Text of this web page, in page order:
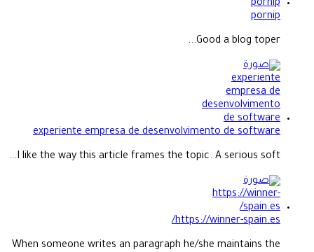
pornip
Good a blog toper...
experiente empresa de desenvolvimento de software
I like the way this article frames the topic. A serious soft...
https://winner-spain.es/
When someone writes an paragraph he/she maintains the